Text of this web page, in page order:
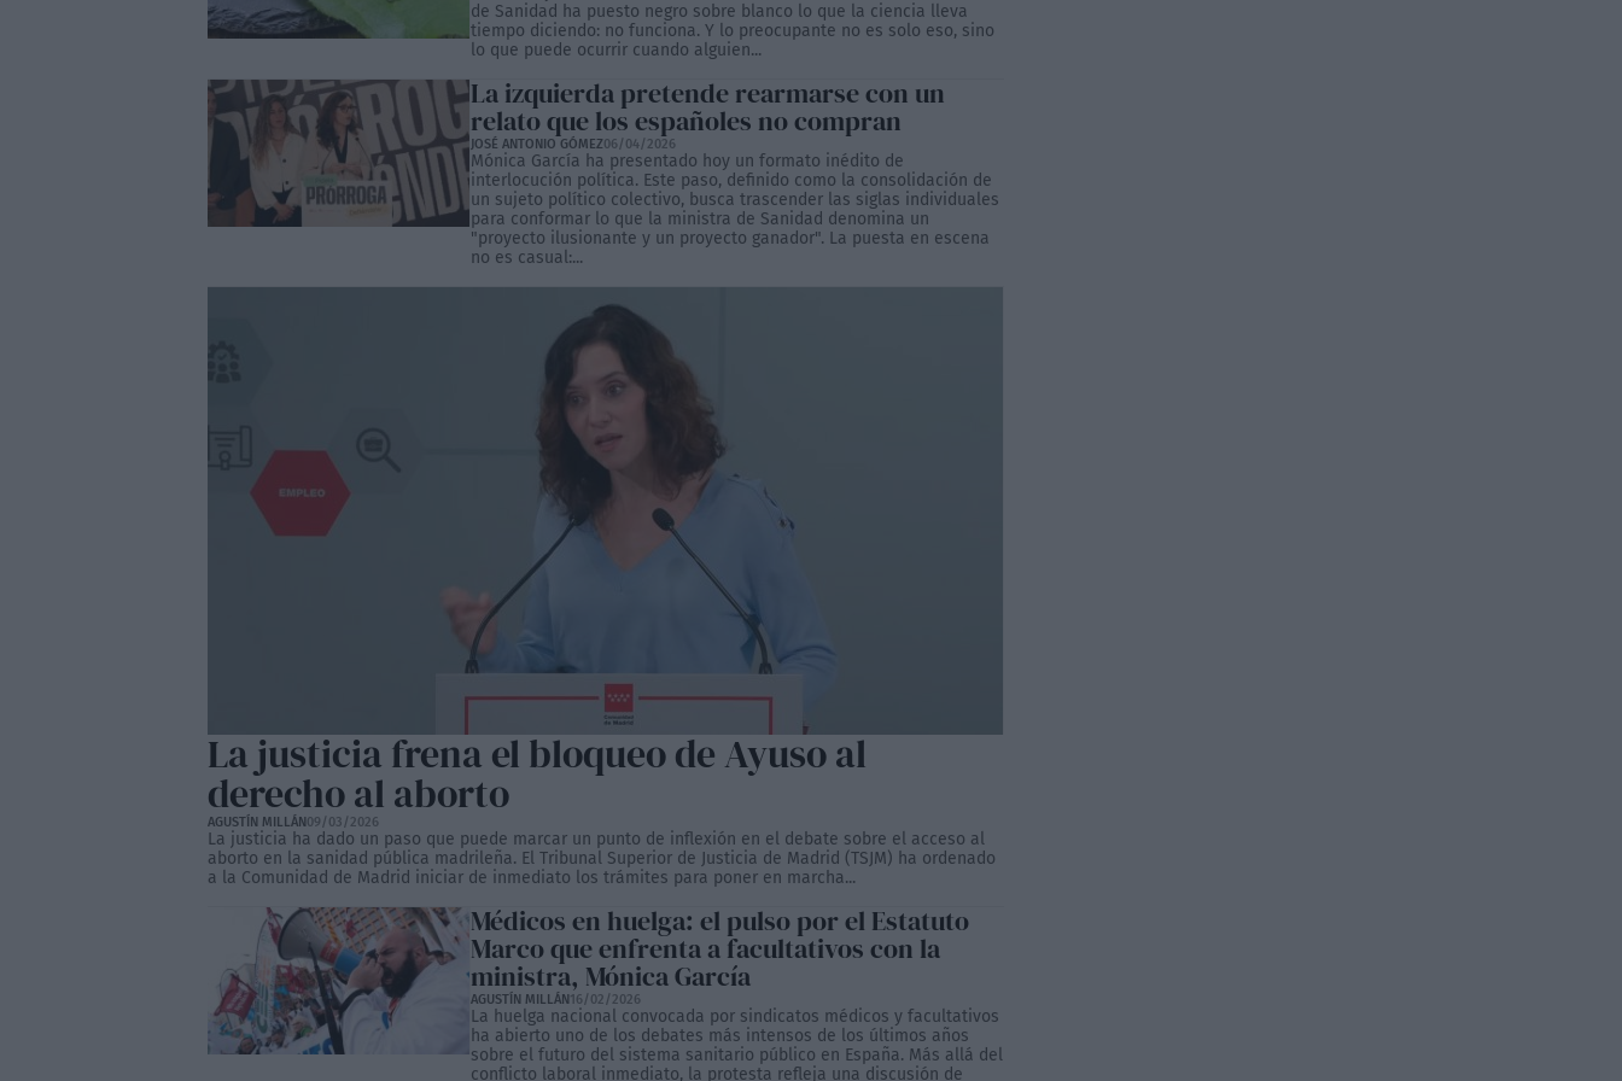
de Sanidad ha puesto negro sobre blanco lo que la ciencia lleva
tiempo diciendo: no funciona. Y lo preocupante no es solo eso, sino
lo que puede ocurrir cuando alguien...
La izquierda pretende rearmarse con un
relato que los españoles no compran
JOSÉ ANTONIO GÓMEZ06/04/2026
Mónica García ha presentado hoy un formato inédito de
interlocución política. Este paso, definido como la consolidación de
un sujeto político colectivo, busca trascender las siglas individuales
para conformar lo que la ministra de Sanidad denomina un
"proyecto ilusionante y un proyecto ganador". La puesta en escena
no es casual:...
La justicia frena el bloqueo de Ayuso al
derecho al aborto
AGUSTÍN MILLÁN09/03/2026
La justicia ha dado un paso que puede marcar un punto de inflexión en el debate sobre el acceso al
aborto en la sanidad pública madrileña. El Tribunal Superior de Justicia de Madrid (TSJM) ha ordenado
a la Comunidad de Madrid iniciar de inmediato los trámites para poner en marcha...
Médicos en huelga: el pulso por el Estatuto
Marco que enfrenta a facultativos con la
ministra, Mónica García
AGUSTÍN MILLÁN16/02/2026
La huelga nacional convocada por sindicatos médicos y facultativos
ha abierto uno de los debates más intensos de los últimos años
sobre el futuro del sistema sanitario público en España. Más allá del
conflicto laboral inmediato, la protesta refleja una discusión de